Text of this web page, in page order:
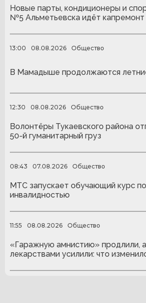
Новые парты, кондиционеры и
№5 Альметьевска идёт капремонт
13:00 08.08.2026 Общество
В Мамадыше продолжаются
12:30 08.08.2026 Общество
Волонтёры Тукаевского района
50-й гуманитарный груз
08:43 07.08.2026 Общество
МТС запускает обучающий курс
инвалидностью
11:55 08.08.2026 Общество
«Гаражную амнистию» продлили,
лекарствами усилили: что